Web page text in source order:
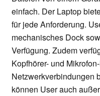
einfach. Der Laptop
für jede Anforderung.
mechanisches Dock
Verfügung. Zudem
Kopfhörer- und
Netzwerkverbindungen
können User auch